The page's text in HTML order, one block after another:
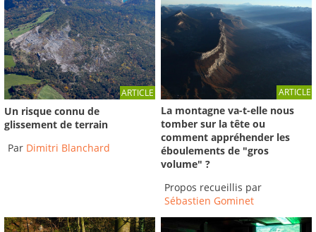
ARTICLE
Un risque connu de
glissement de terrain
Par Dimitri Blanchard
ARTICLE
La montagne va-t-elle nous
tomber sur la tête ou
comment appréhender les
éboulements de "gros
volume" ?
Propos recueillis par
Sébastien Gominet